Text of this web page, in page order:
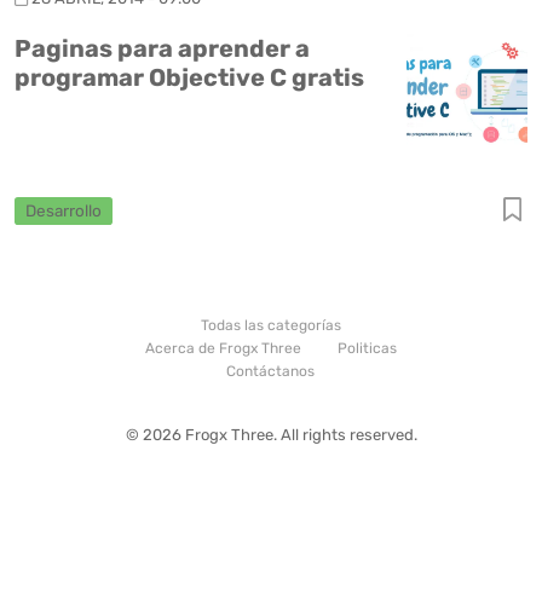
Paginas para aprender a
programar Objective C gratis
Desarrollo
Todas las categorías
Acerca de Frogx Three
Politicas
Contáctanos
© 2026 Frogx Three. All rights reserved.